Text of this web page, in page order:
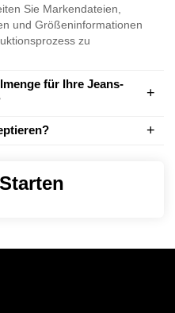
Sie Markendateien,
und Größeninformationen
zu
für Ihre Jeans-